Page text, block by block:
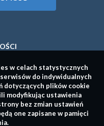
w celach statystycznych
do indywidualnych
dotyczących plików cookie
modyfikując ustawienia
bez zmian ustawień
one zapisane w pamięci